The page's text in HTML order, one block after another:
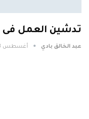
تدشين العمل فى
عبد الخالق بادي أغسطس 3, 2026